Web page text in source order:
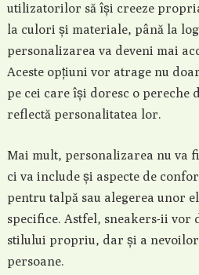
utilizatorilor să își creeze
la culori și materiale, până la
personalizarea va deveni mai
Aceste opțiuni vor atrage nu
pe cei care își doresc o pereche
reflectă personalitatea lor.
Mai mult, personalizarea nu va
ci va include și aspecte de
pentru talpă sau alegerea unor
specifice. Astfel, sneakers-ii vor
stilului propriu, dar și a
persoane.